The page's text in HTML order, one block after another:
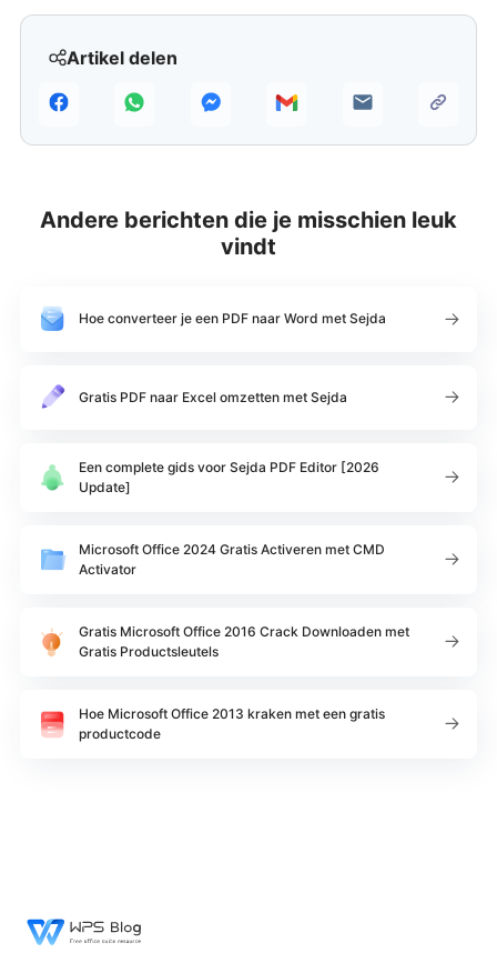
Artikel delen
Andere berichten die je misschien leuk
vindt
Hoe converteer je een PDF naar Word met Sejda
Gratis PDF naar Excel omzetten met Sejda
Een complete gids voor Sejda PDF Editor [2026
Update]
Microsoft Office 2024 Gratis Activeren met CMD
Activator
Gratis Microsoft Office 2016 Crack Downloaden met
Gratis Productsleutels
Hoe Microsoft Office 2013 kraken met een gratis
productcode